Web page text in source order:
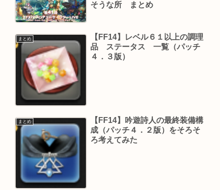
そうな所 まとめ
まとめ
【FF14】レベル６１以上の調理
品 ステータス 一覧（パッチ
４．３版）
まとめ
【FF14】吟遊詩人の最終装備構
成（パッチ４．２版）をそろそ
ろ考えてみた